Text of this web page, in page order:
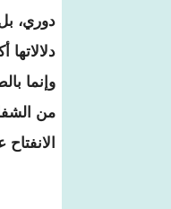
دوري،
وإنما
من